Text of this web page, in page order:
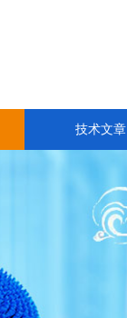
技术文章